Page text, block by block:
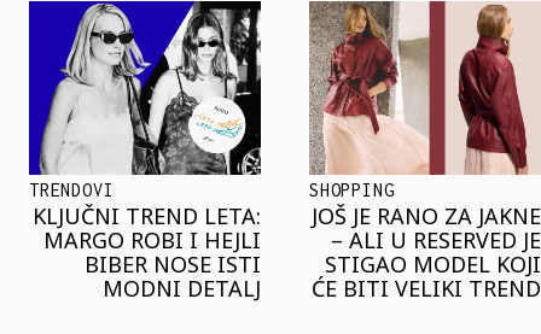
SHOPPING
JOŠ JE RANO ZA JAKNE
– ALI U RESERVED JE
STIGAO MODEL KOJI
ĆE BITI VELIKI TREND
TRENDOVI
NAJVEĆI
TREND SEZONE
POZIVA DA